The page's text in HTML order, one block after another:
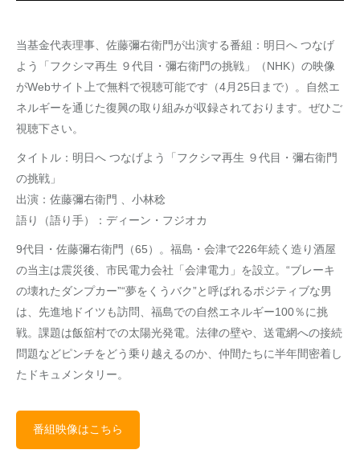
当基金代表理事、佐藤彌右衛門が出演する番組：明日へ つなげ
よう「フクシマ再生 ９代目・彌右衛門の挑戦」（NHK）の映像
がWebサイト上で無料で視聴可能です（4月25日まで）。自然エ
ネルギーを通じた復興の取り組みが収録されております。ぜひご
視聴下さい。
タイトル：明日へ つなげよう「フクシマ再生 ９代目・彌右衛門
の挑戦」
出演：佐藤彌右衛門 、小林稔
語り（語り手）：ディーン・フジオカ
9代目・佐藤彌右衛門（65）。福島・会津で226年続く造り酒屋
の当主は震災後、市民電力会社「会津電力」を設立。“ブレーキ
の壊れたダンプカー”“夢をくうバク”と呼ばれるポジティブな男
は、先進地ドイツも訪問、福島での自然エネルギー100％に挑
戦。課題は飯舘村での太陽光発電。法律の壁や、送電網への接続
問題などピンチをどう乗り越えるのか、仲間たちに半年間密着し
たドキュメンタリー。
番組映像はこちら